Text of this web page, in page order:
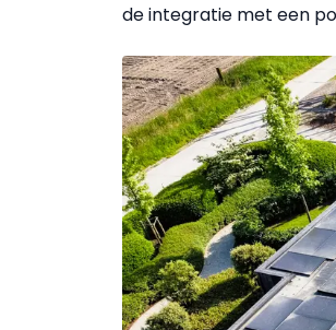
de integratie met een